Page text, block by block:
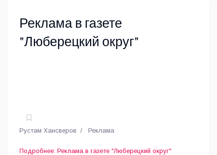
Реклама в газете
"Люберецкий округ"
Рустам Хансверов Реклама
Подробнее: Реклама в газете "Люберецкий округ"